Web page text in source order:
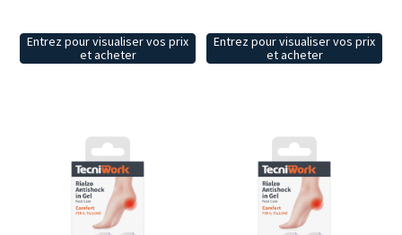
Entrez pour visualiser vos prix
et acheter
Entrez pour visualiser vos prix
et acheter